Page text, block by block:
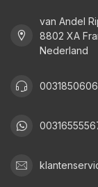
van Andel
8802 XA
Nederland